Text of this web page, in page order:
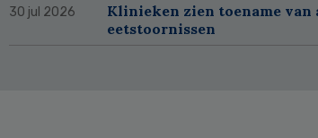
30 jul 2026
Klinieken zien toename
eetstoornissen